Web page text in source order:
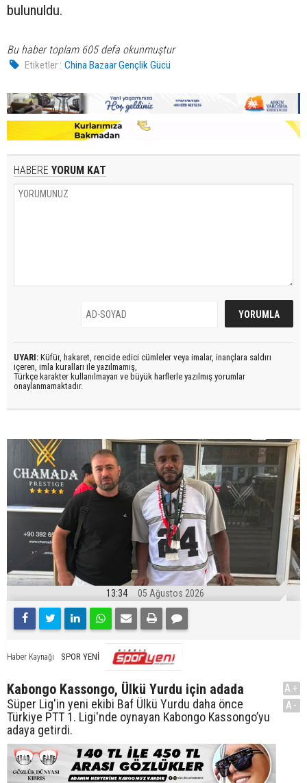
bulunuldu.
Bu haber toplam 605 defa okunmuştur
Etiketler : China Bazaar Gençlik Gücü
HABERE YORUM KAT
UYARI: Küfür, hakaret, rencide edici cümleler veya imalar, inançlara saldırı
içeren, imla kuralları ile yazılmamış,
Türkçe karakter kullanılmayan ve büyük harflerle yazılmış yorumlar
onaylanmamaktadır.
13:34 05 Ağustos 2026
Haber Kaynağı SPOR YENİ
Kabongo Kassongo, Ülkü Yurdu için adada
Süper Lig'in yeni ekibi Baf Ülkü Yurdu daha önce
Türkiye PTT 1. Ligi'nde oynayan Kabongo Kassongo’yu
adaya getirdi.
A+
A-